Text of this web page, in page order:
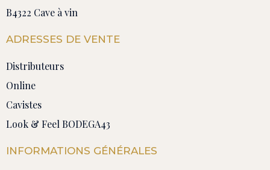
B4322 Cave à vin
ADRESSES DE VENTE
Distributeurs
Online
Cavistes
Look & Feel BODEGA43
INFORMATIONS GÉNÉRALES